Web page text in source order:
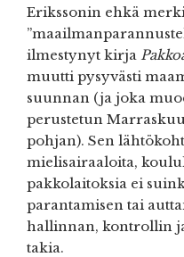
Erikssonin ehkä
ilmestynyt kirja
muutti pysyvästi
suunnan (ja joka
perustetun
pohjan). Sen
mielisairaaloita,
pakkolaitoksia ei
parantamisen tai
hallinnan, kontrollin
takia.